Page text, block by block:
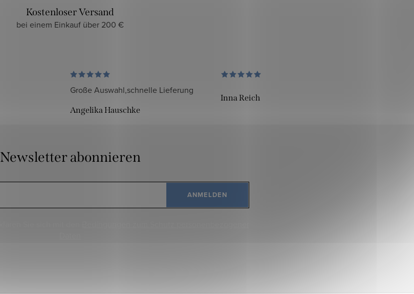
Kostenloser Versand
bei einem Einkauf über 200 €
Große Auswahl,schnelle Lieferung
Angelika Hauschke
Inna Reich
Newsletter abonnieren
ANMELDEN